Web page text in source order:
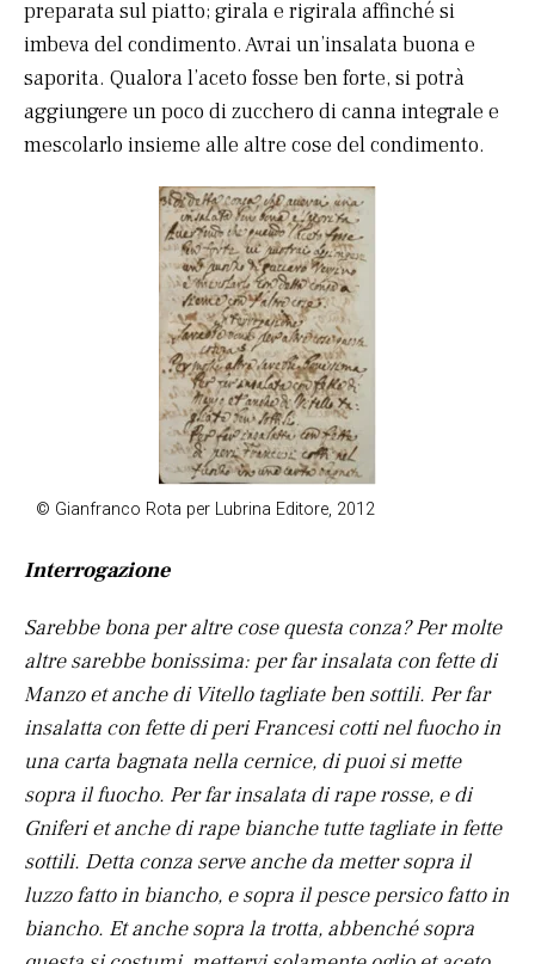
preparata sul piatto; girala e rigirala affinché si
imbeva del condimento. Avrai un’insalata buona e
saporita. Qualora l’aceto fosse ben forte, si potrà
aggiungere un poco di zucchero di canna integrale e
mescolarlo insieme alle altre cose del condimento.
© Gianfranco Rota per Lubrina Editore, 2012
Interrogazione
Sarebbe bona per altre cose questa conza? Per molte
altre sarebbe bonissima: per far insalata con fette di
Manzo et anche di Vitello tagliate ben sottili. Per far
insalatta con fette di peri Francesi cotti nel fuocho in
una carta bagnata nella cernice, di puoi si mette
sopra il fuocho. Per far insalata di rape rosse, e di
Gniferi et anche di rape bianche tutte tagliate in fette
sottili. Detta conza serve anche da metter sopra il
luzzo fatto in biancho, e sopra il pesce persico fatto in
biancho. Et anche sopra la trotta, abbenché sopra